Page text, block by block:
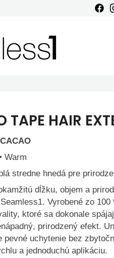
TAPE HAIR
CACAO
Warm
stredne hnedá pre
dĺžku, objem a
Vyrobené zo
ktoré sa dokonale
prirodzený efekt.
pevné uchytenie bez
a jednoduchú aplikáciu.